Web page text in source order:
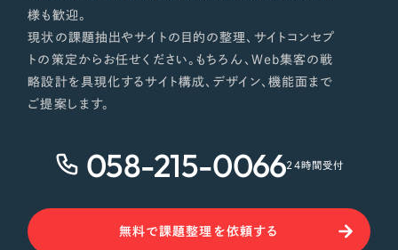
様も歓迎。
現状の課題抽出やサイトの目的の整理、サイトコンセプ
トの策定からお任せください。もちろん、Web集客の戦
略設計を具現化するサイト構成、デザイン、機能面まで
ご提案します。
058-215-006624時間受付
無料で課題整理を依頼する